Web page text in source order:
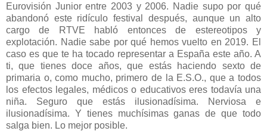
Eurovisión Junior entre 2003 y 2006. Nadie supo por qué
abandonó este ridículo festival después, aunque un alto
cargo de RTVE habló entonces de estereotipos y
explotación. Nadie sabe por qué hemos vuelto en 2019. El
caso es que te ha tocado representar a España este año. A
ti, que tienes doce años, que estás haciendo sexto de
primaria o, como mucho, primero de la E.S.O., que a todos
los efectos legales, médicos o educativos eres todavía una
niña. Seguro que estás ilusionadísima. Nerviosa e
ilusionadísima. Y tienes muchísimas ganas de que todo
salga bien. Lo mejor posible.